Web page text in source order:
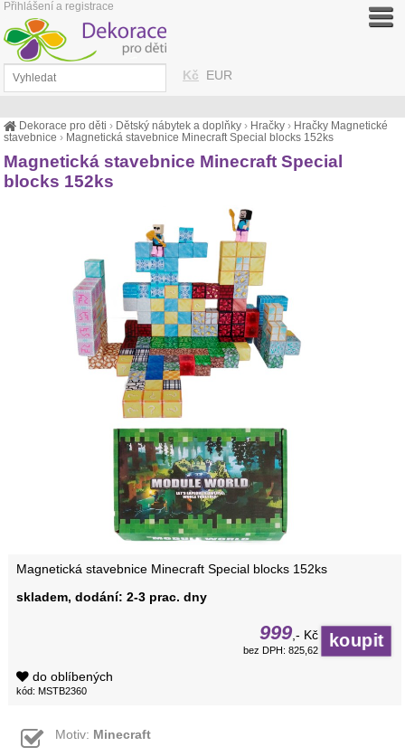
Dekorace pro děti › Dětský nábytek a doplňky › Hračky › Hračky Magnetické
stavebnice › Magnetická stavebnice Minecraft Special blocks 152ks
Magnetická stavebnice Minecraft Special
blocks 152ks
Magnetická stavebnice Minecraft Special blocks 152ks
skladem, dodání: 2-3 prac. dny
999 ,- Kč
bez DPH: 825,62
do oblíbených
kód: MSTB2360
Motiv: Minecraft
Kč EUR
Přihlášení a registrace